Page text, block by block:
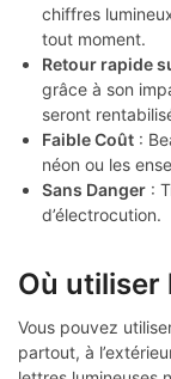
chiffres
tout moment.
Retour rapide
grâce à son
seront
Faible Coût :
néon ou les
Sans Danger :
d’électrocution.
Où utiliser
Vous pouvez
partout, à